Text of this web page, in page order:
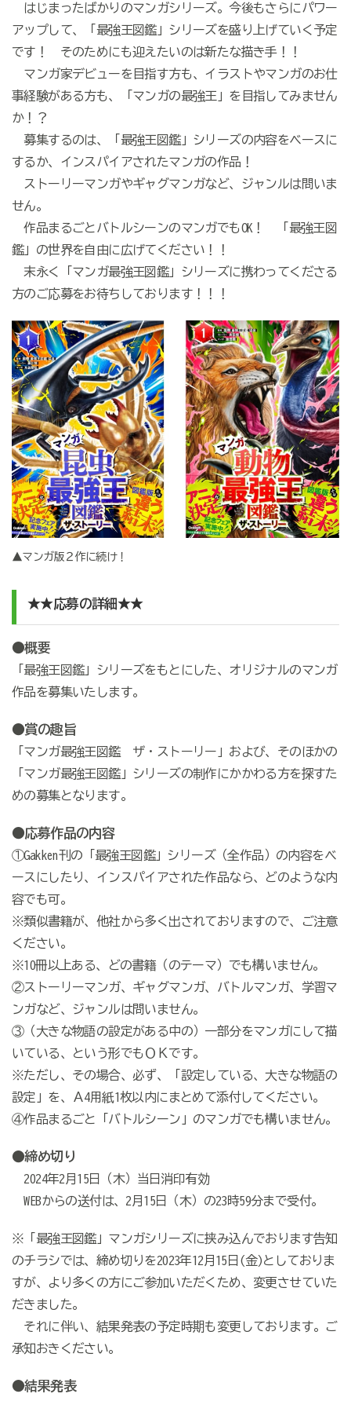
はじまったばかりのマンガシリーズ。今後もさらにパワー
アップして、「最強王図鑑」シリーズを盛り上げていく予定
です！ そのためにも迎えたいのは新たな描き手！！
マンガ家デビューを目指す方も、イラストやマンガのお仕
事経験がある方も、「マンガの最強王」を目指してみません
か！？
募集するのは、「最強王図鑑」シリーズの内容をベースに
するか、インスパイアされたマンガの作品！
ストーリーマンガやギャグマンガなど、ジャンルは問いま
せん。
作品まるごとバトルシーンのマンガでもOK！ 「最強王図
鑑」の世界を自由に広げてください！！
末永く「マンガ最強王図鑑」シリーズに携わってくださる
方のご応募をお待ちしております！！！
▲マンガ版２作に続け！
★★応募の詳細★★
●概要
「最強王図鑑」シリーズをもとにした、オリジナルのマンガ
作品を募集いたします。
●賞の趣旨
「マンガ最強王図鑑 ザ・ストーリー」および、そのほかの
「マンガ最強王図鑑」シリーズの制作にかかわる方を探すた
めの募集となります。
●応募作品の内容
①Gakken刊の「最強王図鑑」シリーズ（全作品）の内容をベ
ースにしたり、インスパイアされた作品なら、どのような内
容でも可。
※類似書籍が、他社から多く出されておりますので、ご注意
ください。
※10冊以上ある、どの書籍（のテーマ）でも構いません。
②ストーリーマンガ、ギャグマンガ、バトルマンガ、学習マ
ンガなど、ジャンルは問いません。
③（大きな物語の設定がある中の）一部分をマンガにして描
いている、という形でもＯＫです。
※ただし、その場合、必ず、「設定している、大きな物語の
設定」を、Ａ4用紙1枚以内にまとめて添付してください。
④作品まるごと「バトルシーン」のマンガでも構いません。
●締め切り
2024年2月15日（木）当日消印有効
WEBからの送付は、2月15日（木）の23時59分まで受付。
※「最強王図鑑」マンガシリーズに挟み込んでおります告知
のチラシでは、締め切りを2023年12月15日(金)としておりま
すが、より多くの方にご参加いただくため、変更させていた
だきました。
それに伴い、結果発表の予定時期も変更しております。ご
承知おきください。
●結果発表